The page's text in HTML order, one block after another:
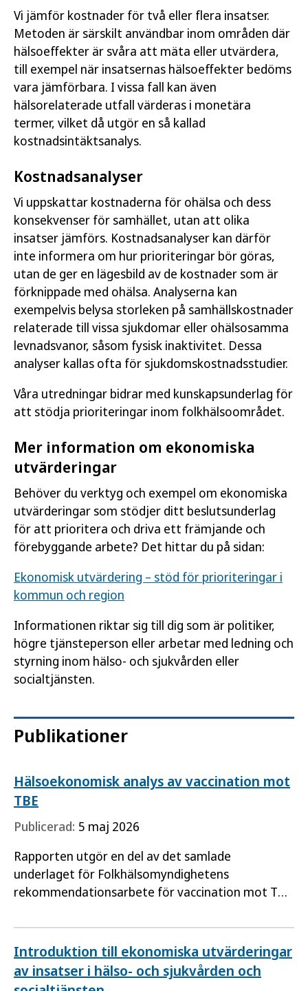
Vi jämför kostnader för två eller flera insatser.
Metoden är särskilt användbar inom områden där
hälsoeffekter är svåra att mäta eller utvärdera,
till exempel när insatsernas hälsoeffekter bedöms
vara jämförbara. I vissa fall kan även
hälsorelaterade utfall värderas i monetära
termer, vilket då utgör en så kallad
kostnadsintäktsanalys.
Kostnadsanalyser
Vi uppskattar kostnaderna för ohälsa och dess
konsekvenser för samhället, utan att olika
insatser jämförs. Kostnadsanalyser kan därför
inte informera om hur prioriteringar bör göras,
utan de ger en lägesbild av de kostnader som är
förknippade med ohälsa. Analyserna kan
exempelvis belysa storleken på samhällskostnader
relaterade till vissa sjukdomar eller ohälsosamma
levnadsvanor, såsom fysisk inaktivitet. Dessa
analyser kallas ofta för sjukdomskostnadsstudier.
Våra utredningar bidrar med kunskapsunderlag för
att stödja prioriteringar inom folkhälsoområdet.
Mer information om ekonomiska
utvärderingar
Behöver du verktyg och exempel om ekonomiska
utvärderingar som stödjer ditt beslutsunderlag
för att prioritera och driva ett främjande och
förebyggande arbete? Det hittar du på sidan:
Ekonomisk utvärdering – stöd för prioriteringar i
kommun och region
Informationen riktar sig till dig som är politiker,
högre tjänsteperson eller arbetar med ledning och
styrning inom hälso- och sjukvården eller
socialtjänsten.
Publikationer
Hälsoekonomisk analys av vaccination mot
TBE
Publicerad: 5 maj 2026
Rapporten utgör en del av det samlade
underlaget för Folkhälsomyndighetens
rekommendationsarbete för vaccination mot TBE
hälsoekonomiskt kunskapsunderlag som stöd…
Introduktion till ekonomiska utvärderingar
av insatser i hälso- och sjukvården och